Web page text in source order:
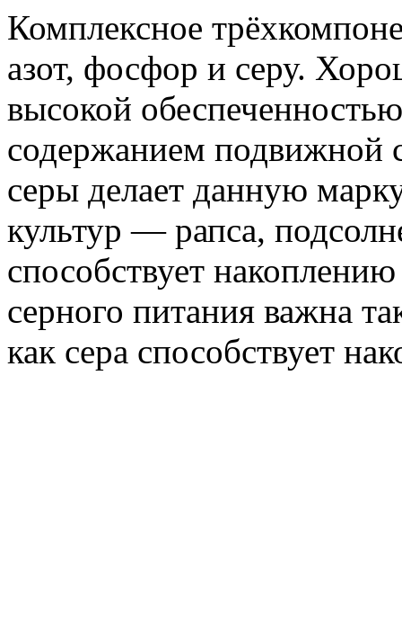
Комплексное
азот, фосфор и серу.
высокой
содержанием подвижной
серы делает данную
культур — рапса,
способствует
серного питания важна
как сера способствует